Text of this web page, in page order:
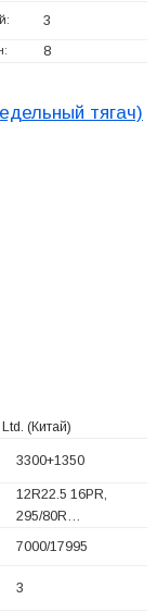
3
8
тягач)
(Китай)
3300+1350
12R22.5 16PR,
295/80R…
7000/17995
3